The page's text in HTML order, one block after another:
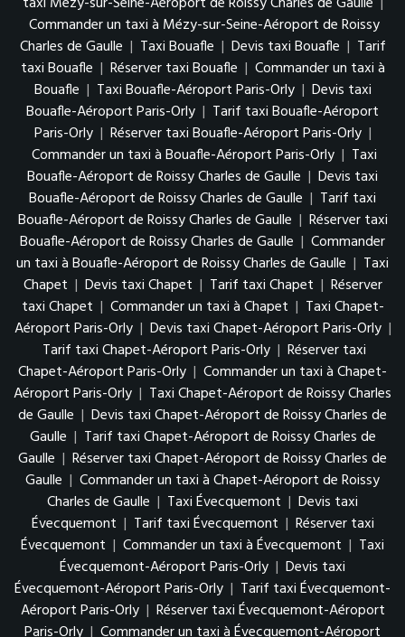
Commander un taxi à Mézy-sur-Seine-Aéroport de Roissy
Charles de Gaulle | Taxi Bouafle | Devis taxi Bouafle | Tarif
taxi Bouafle | Réserver taxi Bouafle | Commander un taxi à
Bouafle | Taxi Bouafle-Aéroport Paris-Orly | Devis taxi
Bouafle-Aéroport Paris-Orly | Tarif taxi Bouafle-Aéroport
Paris-Orly | Réserver taxi Bouafle-Aéroport Paris-Orly |
Commander un taxi à Bouafle-Aéroport Paris-Orly | Taxi
Bouafle-Aéroport de Roissy Charles de Gaulle | Devis taxi
Bouafle-Aéroport de Roissy Charles de Gaulle | Tarif taxi
Bouafle-Aéroport de Roissy Charles de Gaulle | Réserver taxi
Bouafle-Aéroport de Roissy Charles de Gaulle | Commander
un taxi à Bouafle-Aéroport de Roissy Charles de Gaulle | Taxi
Chapet | Devis taxi Chapet | Tarif taxi Chapet | Réserver
taxi Chapet | Commander un taxi à Chapet | Taxi Chapet-
Aéroport Paris-Orly | Devis taxi Chapet-Aéroport Paris-Orly |
Tarif taxi Chapet-Aéroport Paris-Orly | Réserver taxi
Chapet-Aéroport Paris-Orly | Commander un taxi à Chapet-
Aéroport Paris-Orly | Taxi Chapet-Aéroport de Roissy Charles
de Gaulle | Devis taxi Chapet-Aéroport de Roissy Charles de
Gaulle | Tarif taxi Chapet-Aéroport de Roissy Charles de
Gaulle | Réserver taxi Chapet-Aéroport de Roissy Charles de
Gaulle | Commander un taxi à Chapet-Aéroport de Roissy
Charles de Gaulle | Taxi Évecquemont | Devis taxi
Évecquemont | Tarif taxi Évecquemont | Réserver taxi
Évecquemont | Commander un taxi à Évecquemont | Taxi
Évecquemont-Aéroport Paris-Orly | Devis taxi
Évecquemont-Aéroport Paris-Orly | Tarif taxi Évecquemont-
Aéroport Paris-Orly | Réserver taxi Évecquemont-Aéroport